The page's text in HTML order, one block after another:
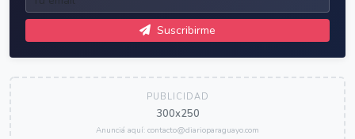
Suscribirme
PUBLICIDAD
300x250
Anunciá aquí: contacto@diarioparaguayo.com